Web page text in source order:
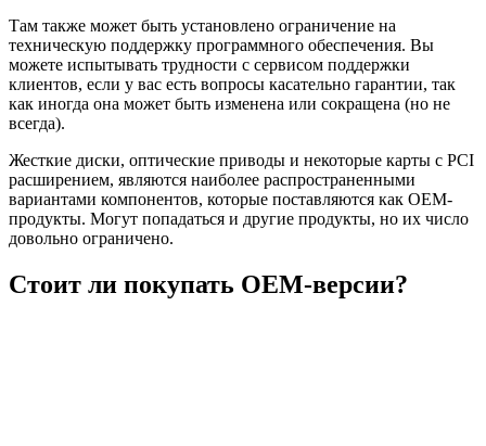
Там также может быть установлено ограничение на
техническую поддержку программного обеспечения. Вы
можете испытывать трудности с сервисом поддержки
клиентов, если у вас есть вопросы касательно гарантии, так
как иногда она может быть изменена или сокращена (но не
всегда).
Жесткие диски, оптические приводы и некоторые карты с PCI
расширением, являются наиболее распространенными
вариантами компонентов, которые поставляются как OEM-
продукты. Могут попадаться и другие продукты, но их число
довольно ограничено.
Стоит ли покупать OEM-версии?